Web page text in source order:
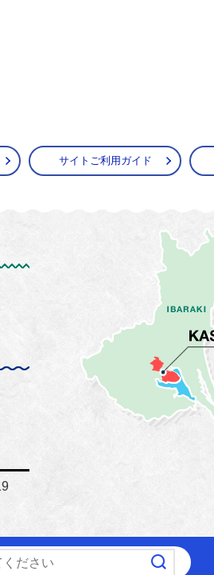
サイトご利用ガイド
【開庁時間】8時30分～17時15分（平